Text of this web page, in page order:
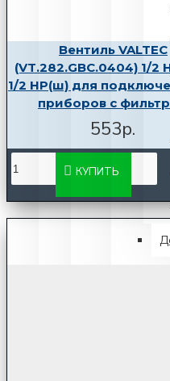
Вентиль VALTEC
(VT.282.GBC.0404) 1/2
1/2 НР(ш) для
приборов с
553р.
КУПИТЬ